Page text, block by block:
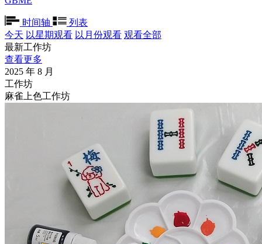
时间轴
列表
今天 以星期观看 以月份观看 观看全部
最新工作坊
查看更多
2025 年 8 月
工作坊
麻雀上色工作坊